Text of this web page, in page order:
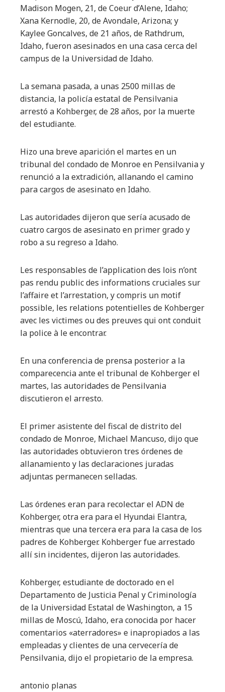
Madison Mogen, 21, de Coeur d’Alene, Idaho;
Xana Kernodle, 20, de Avondale, Arizona; y
Kaylee Goncalves, de 21 años, de Rathdrum,
Idaho, fueron asesinados en una casa cerca del
campus de la Universidad de Idaho.
La semana pasada, a unas 2500 millas de
distancia, la policía estatal de Pensilvania
arrestó a Kohberger, de 28 años, por la muerte
del estudiante.
Hizo una breve aparición el martes en un
tribunal del condado de Monroe en Pensilvania y
renunció a la extradición, allanando el camino
para cargos de asesinato en Idaho.
Las autoridades dijeron que sería acusado de
cuatro cargos de asesinato en primer grado y
robo a su regreso a Idaho.
Les responsables de l’application des lois n’ont
pas rendu public des informations cruciales sur
l’affaire et l’arrestation, y compris un motif
possible, les relations potentielles de Kohberger
avec les victimes ou des preuves qui ont conduit
la police à le encontrar.
En una conferencia de prensa posterior a la
comparecencia ante el tribunal de Kohberger el
martes, las autoridades de Pensilvania
discutieron el arresto.
El primer asistente del fiscal de distrito del
condado de Monroe, Michael Mancuso, dijo que
las autoridades obtuvieron tres órdenes de
allanamiento y las declaraciones juradas
adjuntas permanecen selladas.
Las órdenes eran para recolectar el ADN de
Kohberger, otra era para el Hyundai Elantra,
mientras que una tercera era para la casa de los
padres de Kohberger. Kohberger fue arrestado
allí sin incidentes, dijeron las autoridades.
Kohberger, estudiante de doctorado en el
Departamento de Justicia Penal y Criminología
de la Universidad Estatal de Washington, a 15
millas de Moscú, Idaho, era conocida por hacer
comentarios «aterradores» e inapropiados a las
empleadas y clientes de una cervecería de
Pensilvania, dijo el propietario de la empresa.
antonio planas